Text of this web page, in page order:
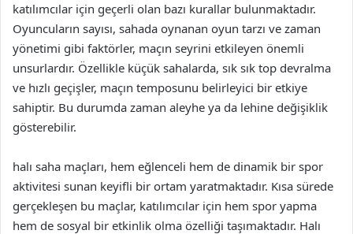
katılımcılar için geçerli olan bazı kurallar bulunmaktadır.
Oyuncuların sayısı, sahada oynanan oyun tarzı ve zaman
yönetimi gibi faktörler, maçın seyrini etkileyen önemli
unsurlardır. Özellikle küçük sahalarda, sık sık top devralma
ve hızlı geçişler, maçın temposunu belirleyici bir etkiye
sahiptir. Bu durumda zaman aleyhe ya da lehine değişiklik
gösterebilir.
halı saha maçları, hem eğlenceli hem de dinamik bir spor
aktivitesi sunan keyifli bir ortam yaratmaktadır. Kısa sürede
gerçekleşen bu maçlar, katılımcılar için hem spor yapma
hem de sosyal bir etkinlik olma özelliği taşımaktadır. Halı